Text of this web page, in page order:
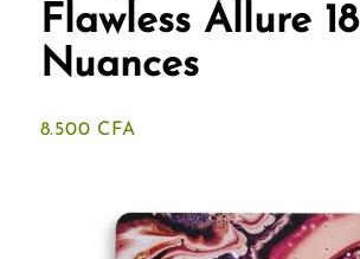
Flawless Allure 18
Nuances
8.500 CFA